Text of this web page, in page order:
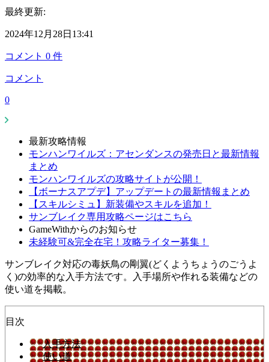
最終更新:
2024年12月28日13:41
コメント 0 件
コメント
0
最新攻略情報
モンハンワイルズ：アセンダンスの発売日と最新情報
まとめ
モンハンワイルズの攻略サイトが公開！
【ボーナスアプデ】アップデートの最新情報まとめ
【スキルシミュ】新装備やスキルを追加！
サンブレイク専用攻略ページはこちら
GameWithからのお知らせ
未経験可&完全在宅！攻略ライター募集！
サンブレイク対応の毒妖鳥の剛翼(どくようちょうのごうよ
く)の効率的な入手方法です。入手場所や作れる装備などの
使い道を掲載。
目次
入手方法
使い道